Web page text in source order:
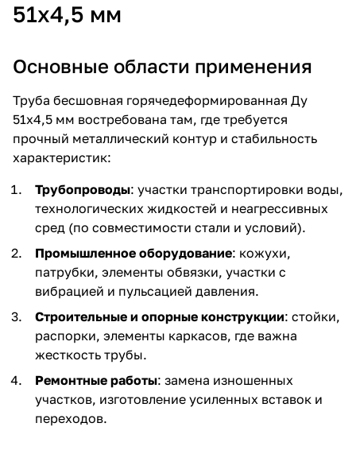
51х4,5 мм
Основные области применения
Труба бесшовная горячедеформированная Ду
51х4,5 мм востребована там, где требуется
прочный металлический контур и стабильность
характеристик:
Трубопроводы: участки транспортировки воды,
технологических жидкостей и неагрессивных
сред (по совместимости стали и условий).
Промышленное оборудование: кожухи,
патрубки, элементы обвязки, участки с
вибрацией и пульсацией давления.
Строительные и опорные конструкции: стойки,
распорки, элементы каркасов, где важна
жесткость трубы.
Ремонтные работы: замена изношенных
участков, изготовление усиленных вставок и
переходов.